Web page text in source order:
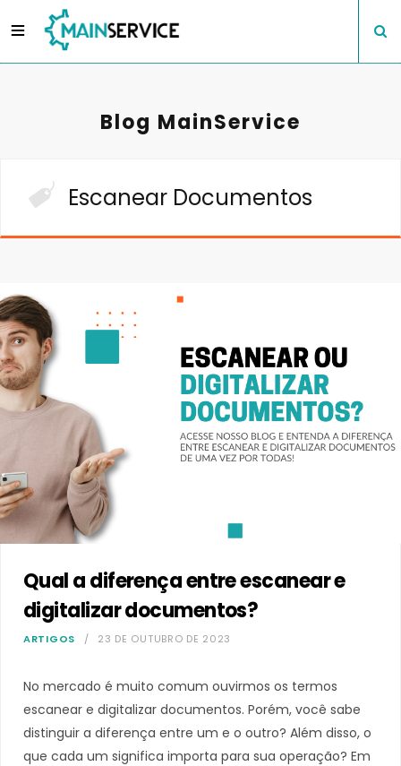
Blog MainService
Escanear Documentos
Qual a diferença entre escanear e
digitalizar documentos?
ARTIGOS 23 DE OUTUBRO DE 2023
No mercado é muito comum ouvirmos os termos
escanear e digitalizar documentos. Porém, você sabe
distinguir a diferença entre um e o outro? Além disso, o
que cada um significa importa para sua operação? Em